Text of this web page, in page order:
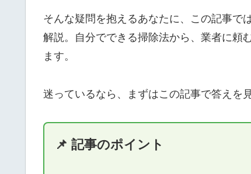
そんな疑問を抱えるあなたに、この記事で
解説。自分でできる掃除法から、業者に頼
ます。
迷っているなら、まずはこの記事で答えを
📌 記事のポイント